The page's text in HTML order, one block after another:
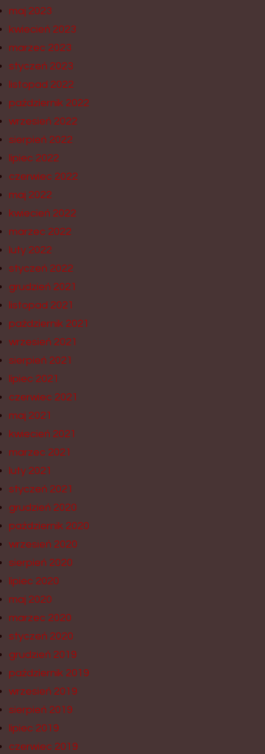
maj 2023
kwiecień 2023
marzec 2023
styczeń 2023
listopad 2022
październik 2022
wrzesień 2022
sierpień 2022
lipiec 2022
czerwiec 2022
maj 2022
kwiecień 2022
marzec 2022
luty 2022
styczeń 2022
grudzień 2021
listopad 2021
październik 2021
wrzesień 2021
sierpień 2021
lipiec 2021
czerwiec 2021
maj 2021
kwiecień 2021
marzec 2021
luty 2021
styczeń 2021
grudzień 2020
październik 2020
wrzesień 2020
sierpień 2020
lipiec 2020
maj 2020
marzec 2020
styczeń 2020
grudzień 2019
październik 2019
wrzesień 2019
sierpień 2019
lipiec 2019
czerwiec 2019